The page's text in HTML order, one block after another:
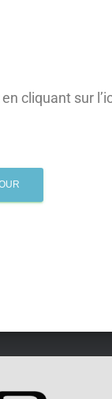
cliquant sur